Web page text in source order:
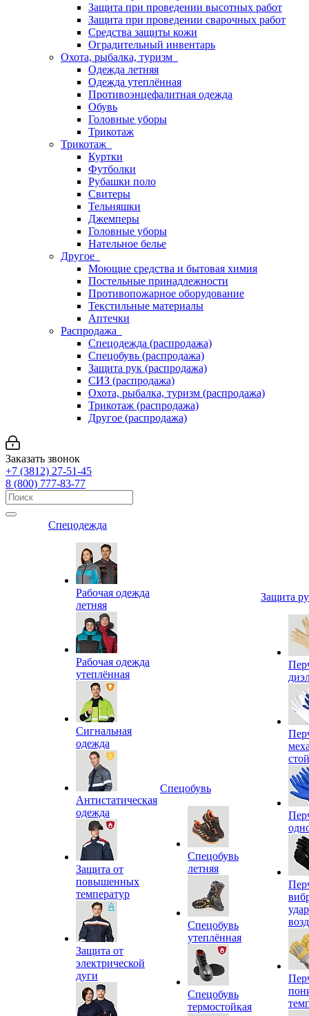
Защита при проведении высотных работ
Защита при проведении сварочных работ
Средства защиты кожи
Оградительный инвентарь
Охота, рыбалка, туризм
Одежда летняя
Одежда утеплённая
Противоэнцефалитная одежда
Обувь
Головные уборы
Трикотаж
Трикотаж
Куртки
Футболки
Рубашки поло
Свитеры
Тельняшки
Джемперы
Головные уборы
Нательное белье
Другое
Моющие средства и бытовая химия
Постельные принадлежности
Противопожарное оборудование
Текстильные материалы
Аптечки
Распродажа
Спецодежда (распродажа)
Спецобувь (распродажа)
Защита рук (распродажа)
СИЗ (распродажа)
Охота, рыбалка, туризм (распродажа)
Трикотаж (распродажа)
Другое (распродажа)
Заказать звонок
+7 (3812) 27-51-45
8 (800) 777-83-77
Спецодежда
Рабочая одежда
летняя
Рабочая одежда
утеплённая
Сигнальная
одежда
Антистатическая
одежда
Защита от
повышенных
температур
Защита от
электрической
дуги
Спецобувь
Спецобувь
летняя
Спецобувь
утеплённая
Спецобувь
термостойкая
Защита